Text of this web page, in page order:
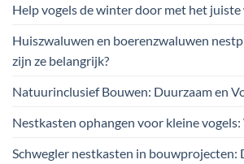
Help vogels de winter door met het
Huiszwaluwen en boerenzwaluwen
zijn ze belangrijk?
Natuurinclusief Bouwen: Duurzaam en
Nestkasten ophangen voor kleine
Schwegler nestkasten in bouwprojecten: